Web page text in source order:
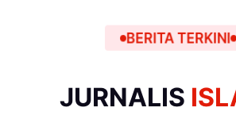
BERITA TERKINI
JURNALIS